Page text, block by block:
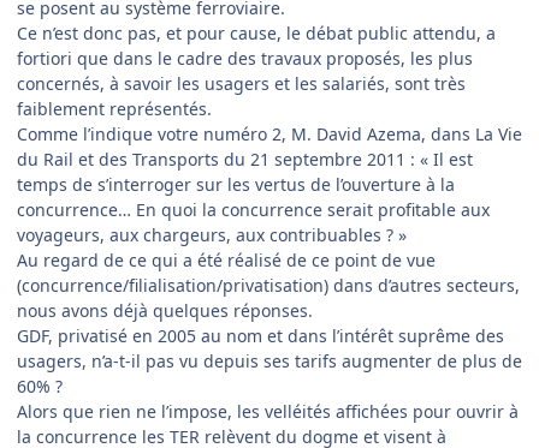
se posent au système ferroviaire.
Ce n’est donc pas, et pour cause, le débat public attendu, a
fortiori que dans le cadre des travaux proposés, les plus
concernés, à savoir les usagers et les salariés, sont très
faiblement représentés.
Comme l’indique votre numéro 2, M. David Azema, dans La Vie
du Rail et des Transports du 21 septembre 2011 : « Il est
temps de s’interroger sur les vertus de l’ouverture à la
concurrence… En quoi la concurrence serait profitable aux
voyageurs, aux chargeurs, aux contribuables ? »
Au regard de ce qui a été réalisé de ce point de vue
(concurrence/filialisation/privatisation) dans d’autres secteurs,
nous avons déjà quelques réponses.
GDF, privatisé en 2005 au nom et dans l’intérêt suprême des
usagers, n’a-t-il pas vu depuis ses tarifs augmenter de plus de
60% ?
Alors que rien ne l’impose, les velléités affichées pour ouvrir à
la concurrence les TER relèvent du dogme et visent à